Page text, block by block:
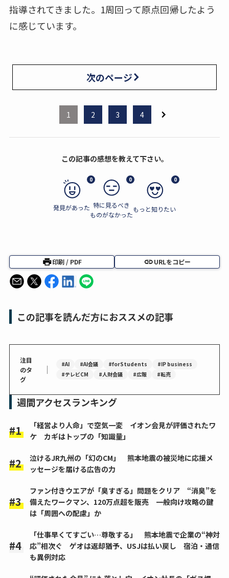
指導されてきました。1周回って原点回帰したよう
に感じています。
次のページ
1 2 3 4
この記事の感想を教えて下さい。
0
発見があった
0
特に見るべき
ものがなかった
0
もっと知りたい
印刷 / PDF URLをコピー
この記事を読んだ方におススメの記事
注目
のタ
グ
｜ #AI #AI会議 #forStudents
#IP business
#テレビCM
#人財会議 #広報 #転売
週間アクセスランキング
「経営より人命」で空気一変 イオン会見が評価されたワ
ケ カギはトップの「知識量」
泣けるJR九州の「幻のCM」 熊本地震の被災地に応援メ
ッセージを届ける広告の力
ファン付きウエアが「臭すぎる」問題をクリア “消臭”を
備えたワークマン、120万点超を販売 一般向け攻略の鍵
は「周囲への配慮」か
「仕事早くてすごい…尊敬する」 熊本地震で企業の“神対
応”相次ぐ ゲオは返却猶予、USJは払い戻し 宿泊・通信
も異例対応